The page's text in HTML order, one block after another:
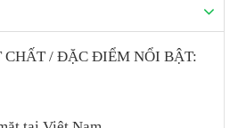
CHẤT / ĐẶC ĐIỂM NỔI BẬT: